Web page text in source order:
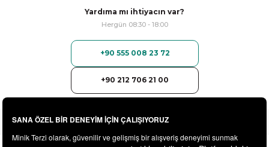
Yardıma mı ihtiyacın var?
Hergün 08:30 - 18:00
+90 555 008 23 72
+90 212 706 21 00